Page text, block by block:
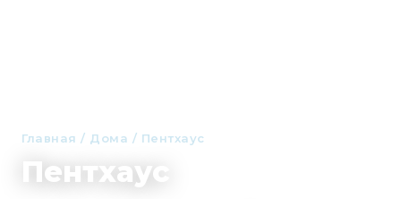
Главная / Дома / Пентхаус
Пентхаус